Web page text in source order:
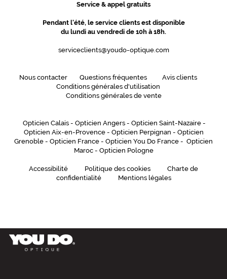
Service & appel gratuits
Pendant l'été, le service clients est disponible
du lundi au vendredi de 10h à 18h.
serviceclients@youdo-optique.com
Nous contacter Questions fréquentes
Avis clients
Conditions générales d'utilisation
Conditions générales de vente
Opticien Calais - Opticien Angers - Opticien Saint-Nazaire -
Opticien Aix-en-Provence- Opticien Perpignan - Opticien
Grenoble - Opticien France - Opticien You Do France - Opticien
Maroc- Opticien Pologne
Accessibilité Politique des cookies
Charte de
confidentialité
Mentions légales